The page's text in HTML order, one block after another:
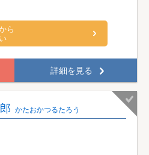
ら
詳細を見る
かたおかつるたろう